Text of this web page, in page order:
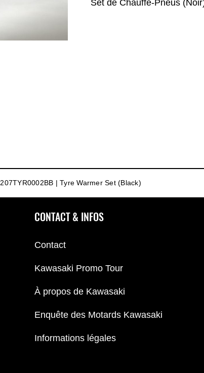
Set de Chauffe-Pneus
207TYR0002BB | Tyre Warmer Set (Black)
CONTACT & INFOS
Contact
Kawasaki Promo Tour
À propos de Kawasaki
Enquête des Motards Kawasaki
Informations légales